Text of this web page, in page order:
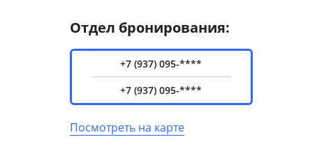
Отдел бронирования:
+7 (937) 095-****
+7 (937) 095-****
Посмотреть на карте